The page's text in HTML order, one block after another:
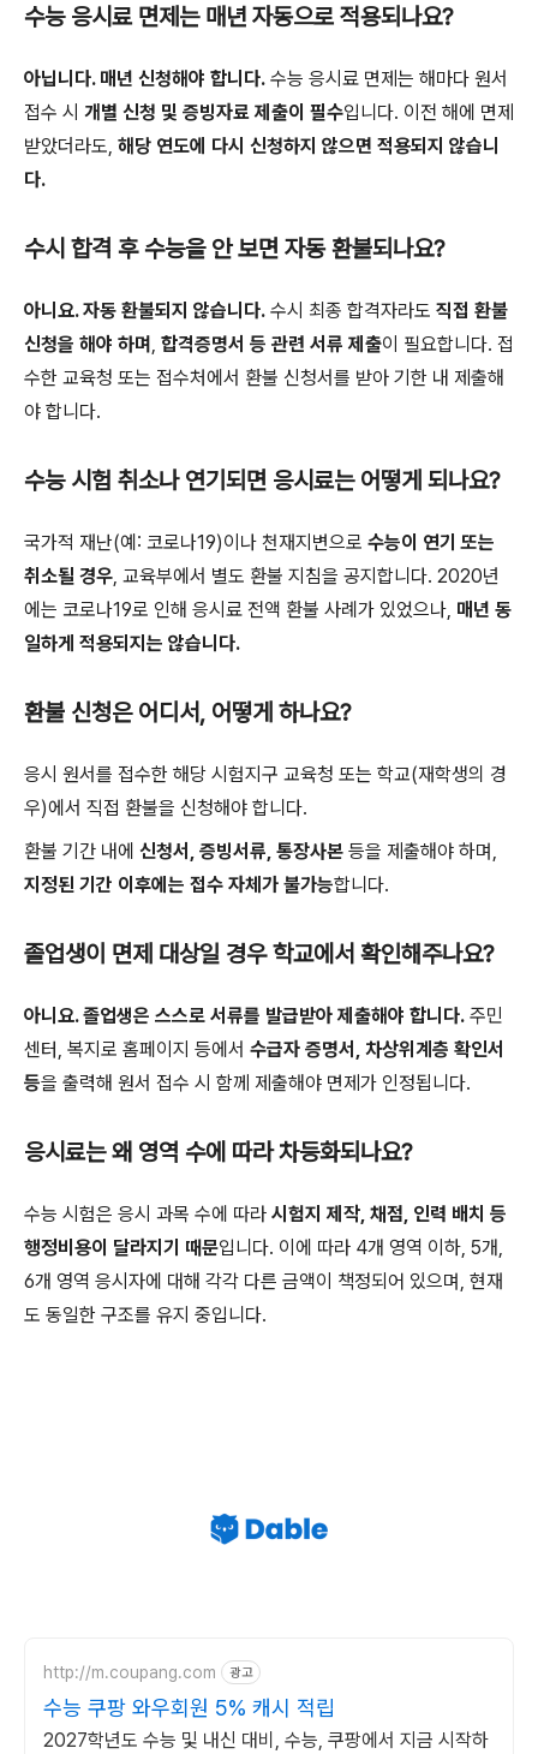
수능 응시료 면제는 매년 자동으로 적용되나요?
아닙니다. 매년 신청해야 합니다. 수능 응시료 면제는 해마다 원서
접수 시 개별 신청 및 증빙자료 제출이 필수입니다. 이전 해에 면제
받았더라도, 해당 연도에 다시 신청하지 않으면 적용되지 않습니
다.
수시 합격 후 수능을 안 보면 자동 환불되나요?
아니요. 자동 환불되지 않습니다. 수시 최종 합격자라도 직접 환불
신청을 해야 하며 , 합격증명서 등 관련 서류 제출이 필요합니다. 접
수한 교육청 또는 접수처에서 환불 신청서를 받아 기한 내 제출해
야 합니다.
수능 시험 취소나 연기되면 응시료는 어떻게 되나요?
국가적 재난(예: 코로나19)이나 천재지변으로 수능이 연기 또는
취소될 경우, 교육부에서 별도 환불 지침을 공지합니다. 2020년
에는 코로나19로 인해 응시료 전액 환불 사례가 있었으나, 매년 동
일하게 적용되지는 않습니다.
환불 신청은 어디서, 어떻게 하나요?
응시 원서를 접수한 해당 시험지구 교육청 또는 학교(재학생의 경
우)에서 직접 환불을 신청해야 합니다.
환불 기간 내에 신청서, 증빙서류, 통장사본 등을 제출해야 하며,
지정된 기간 이후에는 접수 자체가 불가능합니다.
졸업생이 면제 대상일 경우 학교에서 확인해주나요?
아니요. 졸업생은 스스로 서류를 발급받아 제출해야 합니다. 주민
센터, 복지로 홈페이지 등에서 수급자 증명서, 차상위계층 확인서
등을 출력해 원서 접수 시 함께 제출해야 면제가 인정됩니다.
응시료는 왜 영역 수에 따라 차등화되나요?
수능 시험은 응시 과목 수에 따라 시험지 제작, 채점, 인력 배치 등
행정비용이 달라지기 때문입니다. 이에 따라 4개 영역 이하, 5개,
6개 영역 응시자에 대해 각각 다른 금액이 책정되어 있으며, 현재
도 동일한 구조를 유지 중입니다.
http://m.coupang.com 광고
수능 쿠팡 와우회원 5% 캐시 적립
2027학년도 수능 및 내신 대비, 수능, 쿠팡에서 지금 시작하